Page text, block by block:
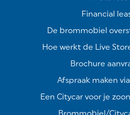
Financial
De brommobiel
Hoe werkt de Live
Brochure
Afspraak maken
Een Citycar voor je